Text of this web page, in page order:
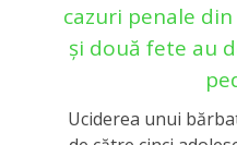
cazuri penale
și două fete au
Uciderea unui